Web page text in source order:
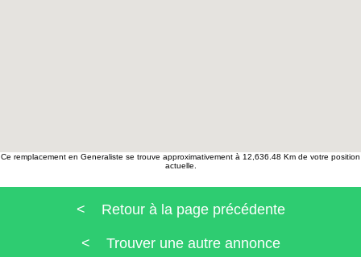
Ce remplacement en Generaliste se trouve approximativement à 12,636.48 Km de votre position
actuelle.
< Retour à la page précédente
< Trouver une autre annonce